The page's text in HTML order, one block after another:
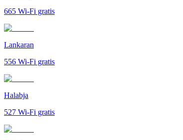
665 Wi-Fi gratis
Lankaran
556 Wi-Fi gratis
Halabja
527 Wi-Fi gratis